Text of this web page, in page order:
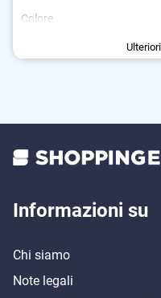
Colore
Pratico
Informazioni su
Chi siamo
Note legali